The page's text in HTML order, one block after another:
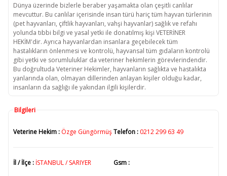
Dünya üzerinde bizlerle beraber yaşamakta olan çeşitli canlılar
mevcuttur. Bu canlılar içerisinde insan türü hariç tüm hayvan türlerinin
(pet hayvanları, çiftlik hayvanları, vahşi hayvanlar) sağlık ve refahı
yolunda tıbbi bilgi ve yasal yetki ile donatılmış kişi VETERİNER
HEKİM'dir. Ayrıca hayvanlardan insanlara geçebilecek tüm
hastalıkların önlenmesi ve kontrolü, hayvansal tüm gıdaların kontrolü
gibi yetki ve sorumluluklar da veteriner hekimlerin görevlerindendir.
Bu doğrultuda Veteriner Hekimler, hayvanların sağlıkta ve hastalıkta
yanlarında olan, olmayan dillerinden anlayan kişiler olduğu kadar,
insanların da sağlığı ile yakından ilgili kişilerdir.
Bilgileri
Veterine Hekim : Özge GüngörmüşTelefon : 0212 299 63 49
İl / İlçe : İSTANBUL / SARIYER Gsm :